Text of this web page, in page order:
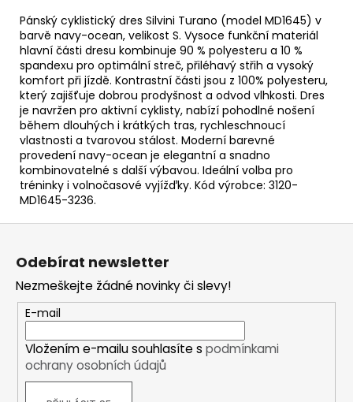
Pánský cyklistický dres Silvini Turano (model MD1645) v
barvě navy-ocean, velikost S. Vysoce funkční materiál
hlavní části dresu kombinuje 90 % polyesteru a 10 %
spandexu pro optimální streč, přiléhavý střih a vysoký
komfort při jízdě. Kontrastní části jsou z 100% polyesteru,
který zajišťuje dobrou prodyšnost a odvod vlhkosti. Dres
je navržen pro aktivní cyklisty, nabízí pohodlné nošení
během dlouhých i krátkých tras, rychleschnoucí
vlastnosti a tvarovou stálost. Moderní barevné
provedení navy-ocean je elegantní a snadno
kombinovatelné s další výbavou. Ideální volba pro
tréninky i volnočasové vyjížďky. Kód výrobce: 3120-
MD1645-3236.
Z
Odebírat newsletter
Nezmeškejte žádné novinky či slevy!
E-mail
Vložením e-mailu souhlasíte s podmínkami
ochrany osobních údajů